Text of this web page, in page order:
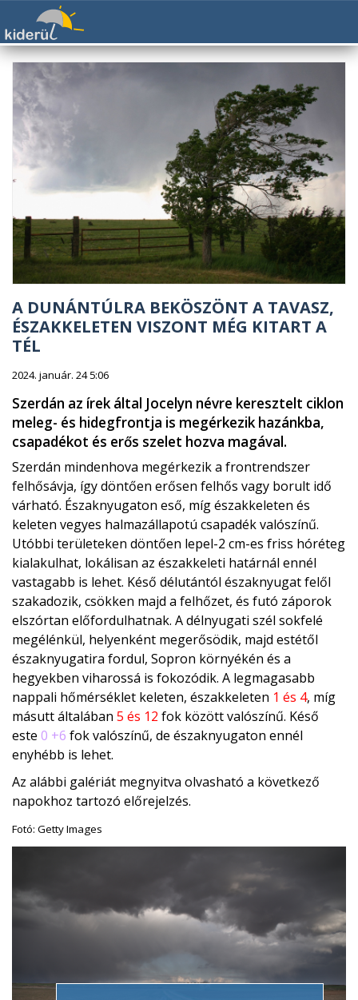
A DUNÁNTÚLRA BEKÖSZÖNT A TAVASZ,
ÉSZAKKELETEN VISZONT MÉG KITART A
TÉL
2024. január. 24 5:06
Szerdán az írek által Jocelyn névre keresztelt ciklon
meleg- és hidegfrontja is megérkezik hazánkba,
csapadékot és erős szelet hozva magával.
Szerdán mindenhova megérkezik a frontrendszer
felhősávja, így döntően erősen felhős vagy borult idő
várható. Északnyugaton eső, míg északkeleten és
keleten vegyes halmazállapotú csapadék valószínű.
Utóbbi területeken döntően lepel-2 cm-es friss hóréteg
kialakulhat, lokálisan az északkeleti határnál ennél
vastagabb is lehet. Késő délutántól északnyugat felől
szakadozik, csökken majd a felhőzet, és futó záporok
elszórtan előfordulhatnak. A délnyugati szél sokfelé
megélénkül, helyenként megerősödik, majd estétől
északnyugatira fordul, Sopron környékén és a
hegyekben viharossá is fokozódik. A legmagasabb
nappali hőmérséklet keleten, északkeleten 1 és 4, míg
másutt általában 5 és 12 fok között valószínű. Késő
este 0 +6 fok valószínű, de északnyugaton ennél
enyhébb is lehet.
Az alábbi galériát megnyitva olvasható a következő
napokhoz tartozó előrejelzés.
Fotó: Getty Images